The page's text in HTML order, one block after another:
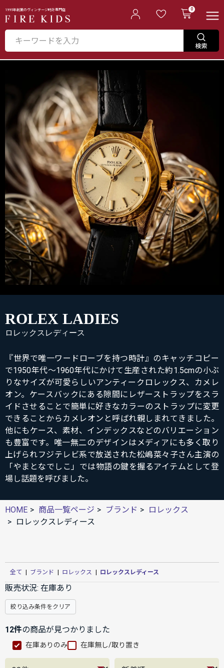
1995年創業のヴィンテージ時計専門店 0
ROLEX LADIES
ロレックスレディース
『世界で唯一ワードローブを持つ時計』のキャッチコピー
で1950年代～1960年代にかけて生産された約1.5cmの小ぶ
りなサイズが可愛らしいアンティークロレックス、カメレ
オン。ケースバックにある隙間にレザーストラップをスラ
イドさせることで簡単に好きなカラーのストラップに変更
できることからカメレオンと呼ばれ親しまれてきました。
他にもケース、素材、インデックスなどのバリエーション
も豊富です。唯一無二のデザインはメディアにも多く取り
上げられフジテレビ系で放送された松嶋菜々子さん主演の
「やまとなでしこ」では物語の鍵を握るアイテムとして登
場し話題を呼びました。
HOME 商品一覧ページ ブランド
ロレックス
ロレックスレディース
全て ブランド ロレックス ロレックスレディース
販売状況: 在庫あり
絞り込み条件をクリア
12件の商品が見つかりました
在庫ありのみ 在庫無し/取り置き